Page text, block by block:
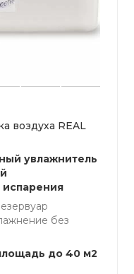
воздуха REAL
увлажнитель
без
до 40 м2